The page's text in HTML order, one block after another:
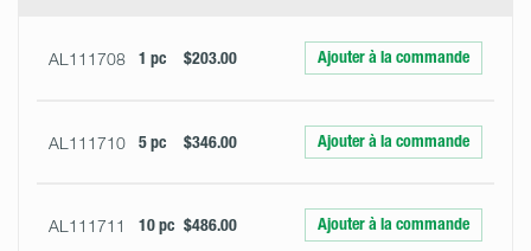
AL111708 1 pc $203.00 Ajouter à la commande
AL111710 5 pc $346.00 Ajouter à la commande
AL111711 10 pc $486.00 Ajouter à la commande